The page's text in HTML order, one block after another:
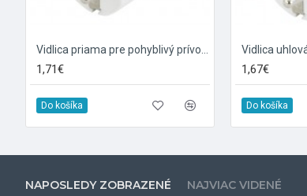
1,71€
Do košíka
1,67€
Do košíka
NAPOSLEDY ZOBRAZENÉ NAJVIAC VIDENÉ